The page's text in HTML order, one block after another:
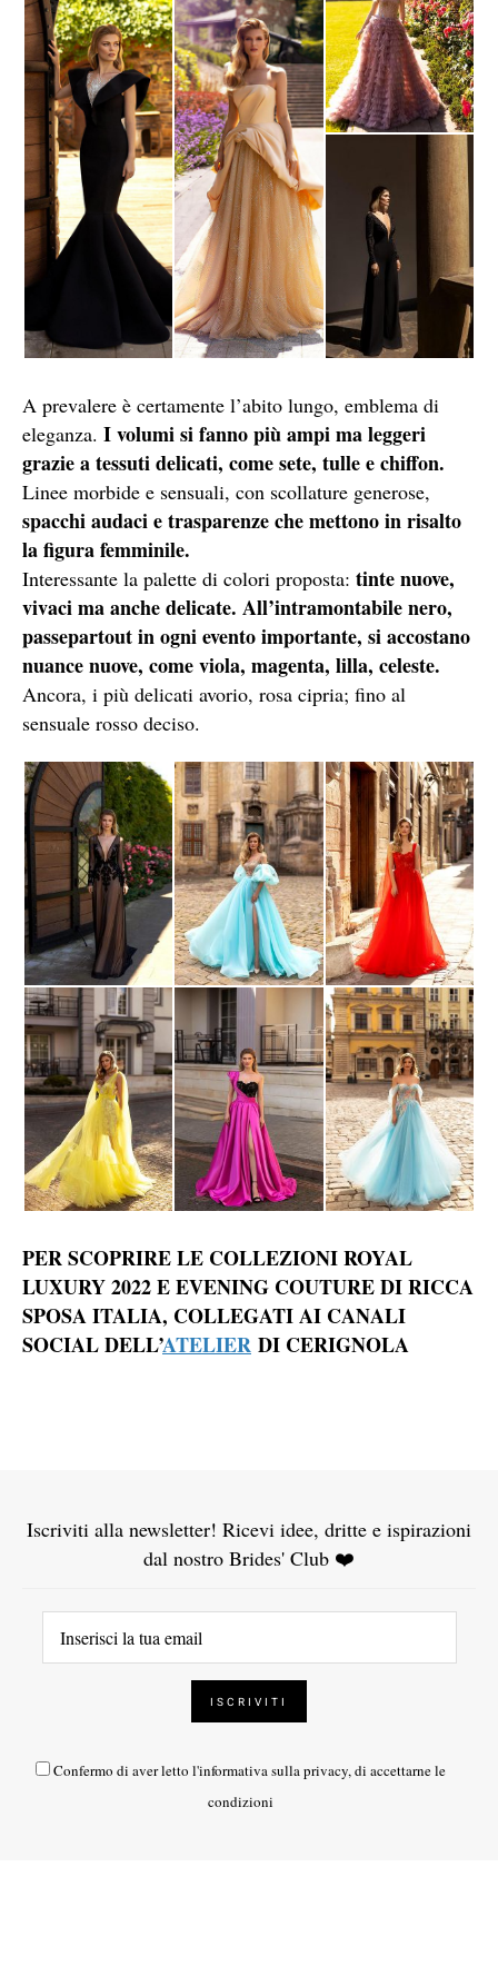
A prevalere è certamente l’abito lungo, emblema di
eleganza. I volumi si fanno più ampi ma leggeri
grazie a tessuti delicati, come sete, tulle e chiffon.
Linee morbide e sensuali, con scollature generose,
spacchi audaci e trasparenze che mettono in risalto
la figura femminile.
Interessante la palette di colori proposta: tinte nuove,
vivaci ma anche delicate. All’intramontabile nero,
passepartout in ogni evento importante, si accostano
nuance nuove, come viola, magenta, lilla, celeste.
Ancora, i più delicati avorio, rosa cipria; fino al
sensuale rosso deciso.
PER SCOPRIRE LE COLLEZIONI ROYAL
LUXURY 2022 E EVENING COUTURE DI RICCA
SPOSA ITALIA, COLLEGATI AI CANALI
SOCIAL DELL’ATELIER DI CERIGNOLA
Iscriviti alla newsletter! Ricevi idee, dritte e ispirazioni
dal nostro Brides' Club ❤️
Confermo di aver letto l'informativa sulla privacy, di accettarne le
condizioni